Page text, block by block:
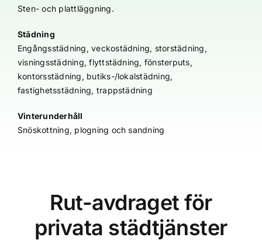
Sten- och plattläggning.
Städning
Engångsstädning, veckostädning, storstädning,
visningsstädning, flyttstädning, fönsterputs,
kontorsstädning, butiks-/lokalstädning,
fastighetsstädning, trappstädning
Vinterunderhåll
Snöskottning, plogning och sandning
Rut-avdraget för
privata städtjänster